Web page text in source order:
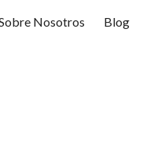
Nosotros Blog